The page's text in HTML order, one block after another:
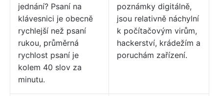
jednání? Psaní na
klávesnici je obecně
rychlejší než psaní
rukou, průměrná
rychlost psaní je
kolem 40 slov za
minutu.
poznámky digitálně,
jsou relativně náchylní
k počítačovým virům,
hackerství, krádežím a
poruchám zařízení.